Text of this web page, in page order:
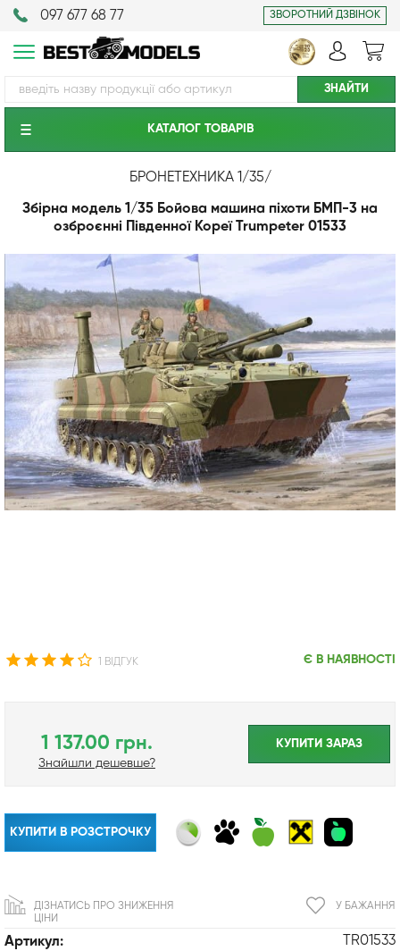
097 677 68 77 ЗВОРОТНИЙ ДЗВІНОК
КАТАЛОГ ТОВАРIВ
БРОНЕТЕХНИКА 1/35/
Збірна модель 1/35 Бойова машина піхоти БМП-3 на
озброєнні Південної Кореї Trumpeter 01533
1 ВІДГУК Є В НАЯВНОСТІ
Артикул: TR01533
1 137.00 грн.
Знайшли дешевше?
КУПИТИ ЗАРАЗ
КУПИТИ В РОЗСТРОЧКУ
У БАЖАННЯ
ДІЗНАТИСЬ ПРО ЗНИЖЕННЯ
ЦІНИ